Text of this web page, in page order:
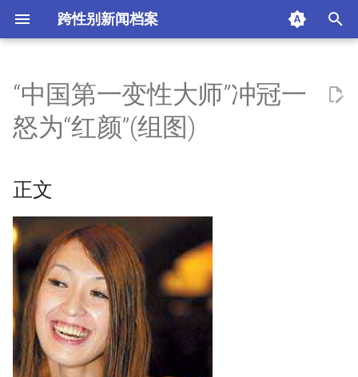
跨性别新闻档案
n
t
a
l
i
i
n
g
正文
reserved.
摘要与附加信息
附加信息 [Processed Page
Metadata]
“中国第一变性大师”冲冠一
怒为“红颜”(组图)
正文